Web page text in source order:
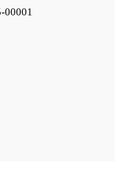
00001